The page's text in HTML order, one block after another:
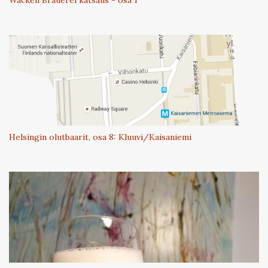
Helsingin olutbaarit, osa 8: Kluuvi/Kaisaniemi